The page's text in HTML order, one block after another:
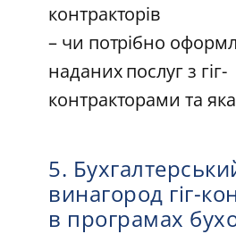
контракторів
– чи потрібно
наданих послуг з гіг-
контракторами та
5.
винагород гіг-
в програмах